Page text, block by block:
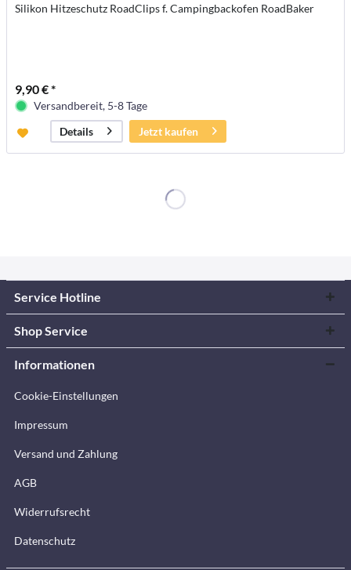
Silikon Hitzeschutz RoadClips f. Campingbackofen RoadBaker
9,90 € *
Versandbereit, 5-8 Tage
Details
Jetzt kaufen
Service Hotline
Shop Service
Informationen
Cookie-Einstellungen
Impressum
Versand und Zahlung
AGB
Widerrufsrecht
Datenschutz